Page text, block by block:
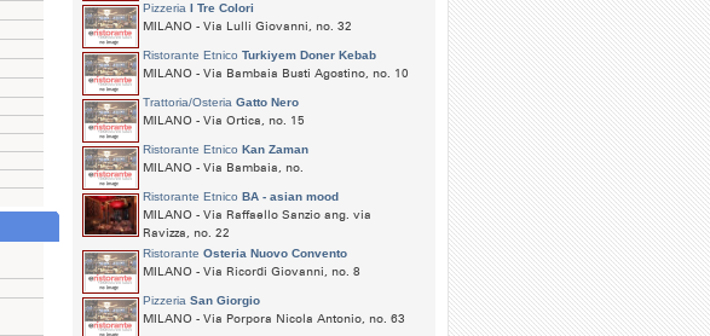
Pizzeria I Tre Colori
MILANO - Via Lulli Giovanni, no. 32
Ristorante Etnico Turkiyem Doner Kebab
MILANO - Via Bambaia Busti Agostino, no. 10
Trattoria/Osteria Gatto Nero
MILANO - Via Ortica, no. 15
Ristorante Etnico Kan Zaman
MILANO - Via Bambaia, no.
Ristorante Etnico BA - asian mood
MILANO - Via Raffaello Sanzio ang. via
Ravizza, no. 22
Ristorante Osteria Nuovo Convento
MILANO - Via Ricordi Giovanni, no. 8
Pizzeria San Giorgio
MILANO - Via Porpora Nicola Antonio, no. 63